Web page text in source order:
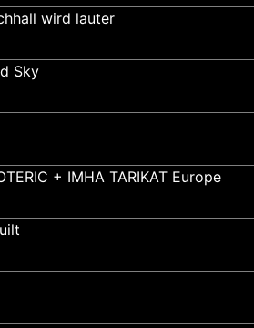
wird lauter
Sky
+ IMHA TARIKAT Europe